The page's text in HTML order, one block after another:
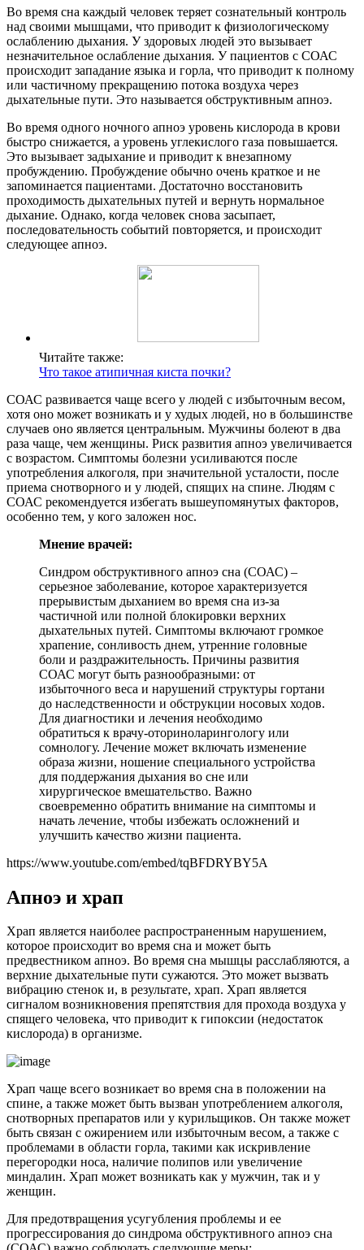
Во время сна каждый человек теряет сознательный контроль
над своими мышцами, что приводит к физиологическому
ослаблению дыхания. У здоровых людей это вызывает
незначительное ослабление дыхания. У пациентов с СОАС
происходит западание языка и горла, что приводит к полному
или частичному прекращению потока воздуха через
дыхательные пути. Это называется обструктивным апноэ.
Во время одного ночного апноэ уровень кислорода в крови
быстро снижается, а уровень углекислого газа повышается.
Это вызывает задыхание и приводит к внезапному
пробуждению. Пробуждение обычно очень краткое и не
запоминается пациентами. Достаточно восстановить
проходимость дыхательных путей и вернуть нормальное
дыхание. Однако, когда человек снова засыпает,
последовательность событий повторяется, и происходит
следующее апноэ.
Читайте также:
Что такое атипичная киста почки?
СОАС развивается чаще всего у людей с избыточным весом,
хотя оно может возникать и у худых людей, но в большинстве
случаев оно является центральным. Мужчины болеют в два
раза чаще, чем женщины. Риск развития апноэ увеличивается
с возрастом. Симптомы болезни усиливаются после
употребления алкоголя, при значительной усталости, после
приема снотворного и у людей, спящих на спине. Людям с
СОАС рекомендуется избегать вышеупомянутых факторов,
особенно тем, у кого заложен нос.
Мнение врачей:
Синдром обструктивного апноэ сна (СОАС) –
серьезное заболевание, которое характеризуется
прерывистым дыханием во время сна из-за
частичной или полной блокировки верхних
дыхательных путей. Симптомы включают громкое
храпение, сонливость днем, утренние головные
боли и раздражительность. Причины развития
СОАС могут быть разнообразными: от
избыточного веса и нарушений структуры гортани
до наследственности и обструкции носовых ходов.
Для диагностики и лечения необходимо
обратиться к врачу-оториноларингологу или
сомнологу. Лечение может включать изменение
образа жизни, ношение специального устройства
для поддержания дыхания во сне или
хирургическое вмешательство. Важно
своевременно обратить внимание на симптомы и
начать лечение, чтобы избежать осложнений и
улучшить качество жизни пациента.
https://www.youtube.com/embed/tqBFDRYBY5A
Апноэ и храп
Храп является наиболее распространенным нарушением,
которое происходит во время сна и может быть
предвестником апноэ. Во время сна мышцы расслабляются, а
верхние дыхательные пути сужаются. Это может вызвать
вибрацию стенок и, в результате, храп. Храп является
сигналом возникновения препятствия для прохода воздуха у
спящего человека, что приводит к гипоксии (недостаток
кислорода) в организме.
Храп чаще всего возникает во время сна в положении на
спине, а также может быть вызван употреблением алкоголя,
снотворных препаратов или у курильщиков. Он также может
быть связан с ожирением или избыточным весом, а также с
проблемами в области горла, такими как искривление
перегородки носа, наличие полипов или увеличение
миндалин. Храп может возникать как у мужчин, так и у
женщин.
Для предотвращения усугубления проблемы и ее
прогрессирования до синдрома обструктивного апноэ сна